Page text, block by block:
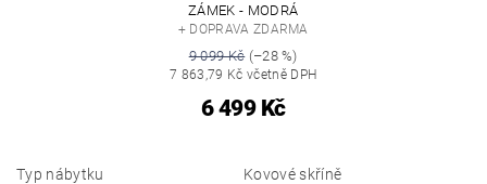
ZÁMEK - MODRÁ
+ DOPRAVA ZDARMA
9 099 Kč(–28 %)
7 863,79 Kč včetně DPH
6 499 Kč
Typ nábytku
Kovové skříně